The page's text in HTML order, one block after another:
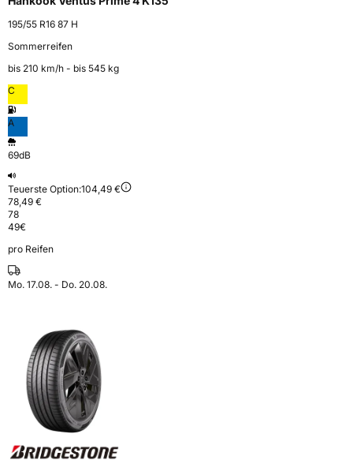
195/55 R16 87 H
Sommerreifen
bis 210 km⁠/⁠h - bis 545 kg
C
A
69dB
Teuerste Option:104,49 €
78,49 €
78
49€
pro Reifen
Mo. 17.08. - Do. 20.08.